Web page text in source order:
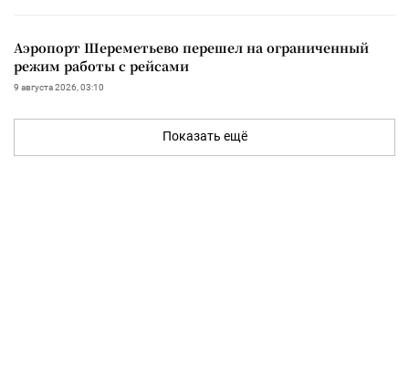
Аэропорт Шереметьево перешел на ограниченный
режим работы с рейсами
9 августа 2026, 03:10
Показать ещё